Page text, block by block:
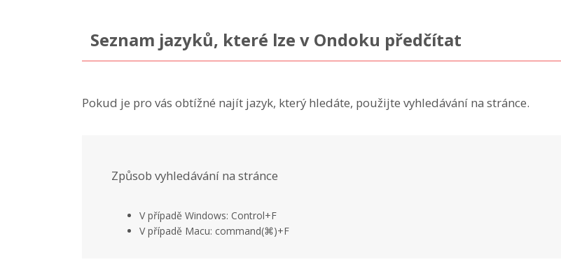
Seznam jazyků, které lze v Ondoku předčítat
Pokud je pro vás obtížné najít jazyk, který hledáte, použijte vyhledávání na stránce.
Způsob vyhledávání na stránce
V případě Windows: Control+F
V případě Macu: command(⌘)+F